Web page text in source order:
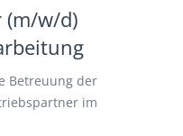
innerbetrieblichen
des Supply
Strategien
sowie
(m/w/d)
Betreuung der
im